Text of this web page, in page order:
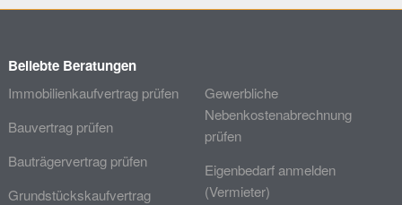
Beliebte Beratungen
Immobilienkaufvertrag prüfen
Bauvertrag prüfen
Bauträgervertrag prüfen
Grundstückskaufvertrag
Gewerbliche
Nebenkostenabrechnung
prüfen
Eigenbedarf anmelden
(Vermieter)